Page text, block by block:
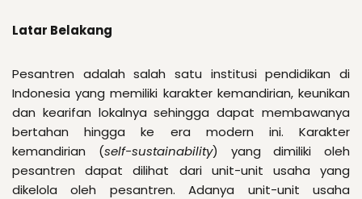
Latar Belakang
Pesantren adalah salah satu institusi pendidikan di
Indonesia yang memiliki karakter kemandirian, keunikan
dan kearifan lokalnya sehingga dapat membawanya
bertahan hingga ke era modern ini. Karakter
kemandirian (self-sustainability) yang dimiliki oleh
pesantren dapat dilihat dari unit-unit usaha yang
dikelola oleh pesantren. Adanya unit-unit usaha